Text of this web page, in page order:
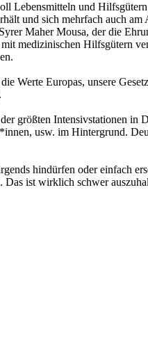
Lebensmitteln und
und sich mehrfach auch am
Maher Mousa, der die
medizinischen Hilfsgütern
Werte Europas, unsere
größten Intensivstationen in
usw. im Hintergrund.
hindürfen oder einfach
ist wirklich schwer